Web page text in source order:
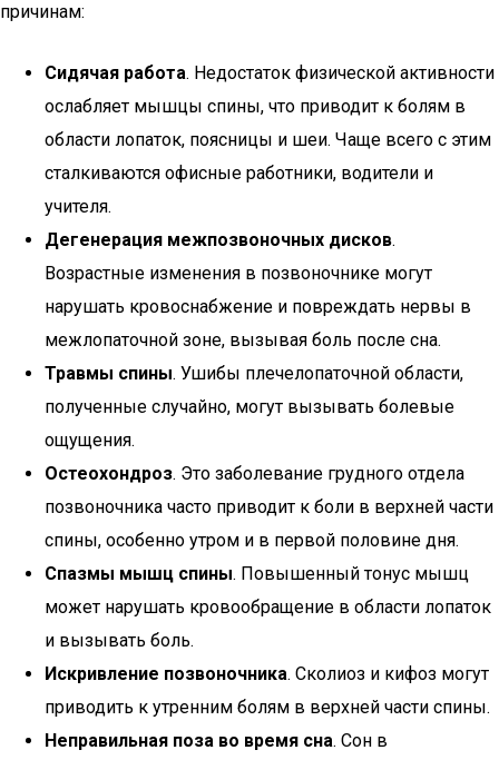
причинам:
Сидячая работа. Недостаток физической активности
ослабляет мышцы спины, что приводит к болям в
области лопаток, поясницы и шеи. Чаще всего с этим
сталкиваются офисные работники, водители и
учителя.
Дегенерация межпозвоночных дисков.
Возрастные изменения в позвоночнике могут
нарушать кровоснабжение и повреждать нервы в
межлопаточной зоне, вызывая боль после сна.
Травмы спины. Ушибы плечелопаточной области,
полученные случайно, могут вызывать болевые
ощущения.
Остеохондроз. Это заболевание грудного отдела
позвоночника часто приводит к боли в верхней части
спины, особенно утром и в первой половине дня.
Спазмы мышц спины. Повышенный тонус мышц
может нарушать кровообращение в области лопаток
и вызывать боль.
Искривление позвоночника. Сколиоз и кифоз могут
приводить к утренним болям в верхней части спины.
Неправильная поза во время сна. Сон в